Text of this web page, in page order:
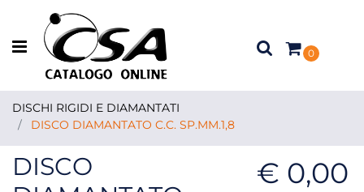
Open menu
0
DISCHI RIGIDI E DIAMANTATI
DISCO DIAMANTATO C.C. SP.MM.1,8
DISCO
€ 0,00